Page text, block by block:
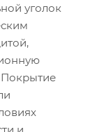
уголок
Покрытие